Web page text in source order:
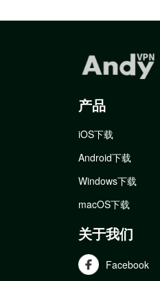
产品
iOS下载
Android下载
Windows下载
macOS下载
关于我们
Facebook